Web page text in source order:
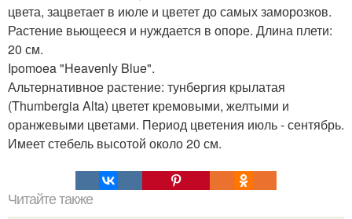
цвета, зацветает в июле и цветет до самых заморозков.
Растение вьющееся и нуждается в опоре. Длина плети:
20 см.
Ipomoea "Heavenly Blue".
Альтернативное растение: тунбергия крылатая
(Thumbergia Alta) цветет кремовыми, желтыми и
оранжевыми цветами. Период цветения июль - сентябрь.
Имеет стебель высотой около 20 см.
Читайте также